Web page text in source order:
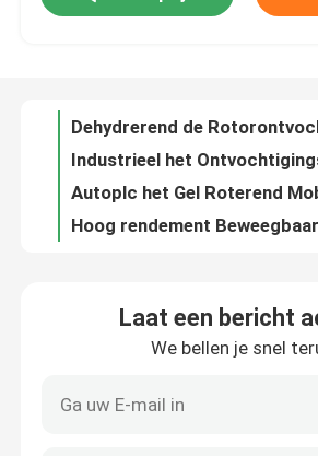
Contacteer ons
Nieuws
industrieel dehydrerend
Laat een bericht
We bellen je snel